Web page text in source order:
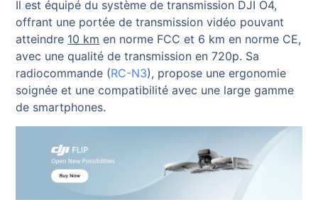
Il est équipé du système de transmission DJI O4,
offrant une portée de transmission vidéo pouvant
atteindre 10 km en norme FCC et 6 km en norme CE,
avec une qualité de transmission en 720p. Sa
radiocommande (RC-N3), propose une ergonomie
soignée et une compatibilité avec une large gamme
de smartphones.